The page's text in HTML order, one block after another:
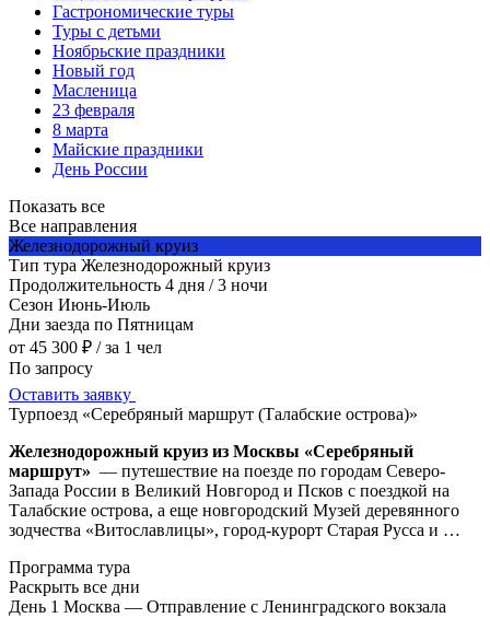
Гастрономические туры
Туры с детьми
Ноябрьские праздники
Новый год
Масленица
23 февраля
8 марта
Майские праздники
День России
Показать все
Все направления
Железнодорожный круиз
Тип тура Железнодорожный круиз
Продолжительность 4 дня / 3 ночи
Сезон Июнь-Июль
Дни заезда по Пятницам
от 45 300 ₽ / за 1 чел
По запросу
Оставить заявку
Турпоезд «Серебряный маршрут (Талабские острова)»
Железнодорожный круиз из Москвы «Серебряный
маршрут» — путешествие на поезде по городам Северо-
Запада России в Великий Новгород и Псков с поездкой на
Талабские острова, а еще новгородский Музей деревянного
зодчества «Витославлицы», город-курорт Старая Русса и …
Программа тура
Раскрыть все дни
День 1 Москва — Отправление с Ленинградского вокзала